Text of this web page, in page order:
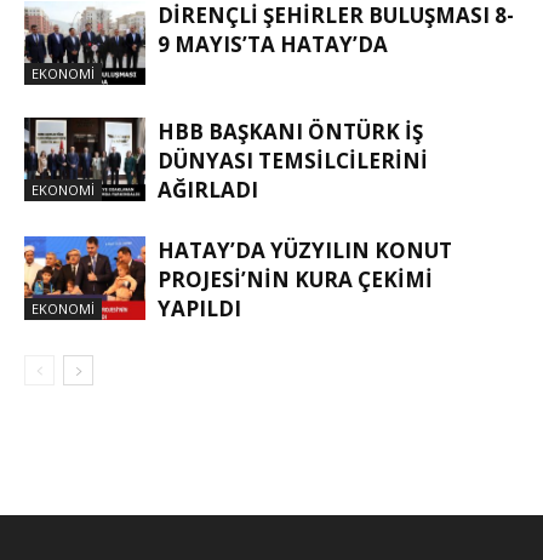
EKONOMI
DİRENÇLİ ŞEHİRLER BULUŞMASI 8-
9 MAYIS’TA HATAY’DA
EKONOMI
HBB BAŞKANI ÖNTÜRK İŞ
DÜNYASI TEMSİLCİLERİNİ
AĞIRLADI
EKONOMI
HATAY’DA YÜZYILIN KONUT
PROJESİ’NİN KURA ÇEKİMİ
YAPILDI